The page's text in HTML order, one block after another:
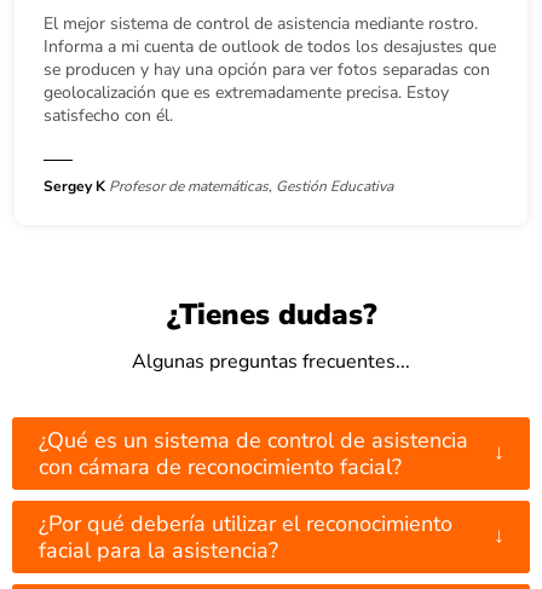
El mejor sistema de control de asistencia mediante rostro.
Informa a mi cuenta de outlook de todos los desajustes que
se producen y hay una opción para ver fotos separadas con
geolocalización que es extremadamente precisa. Estoy
satisfecho con él.
Sergey K Profesor de matemáticas, Gestión Educativa
¿Tienes dudas?
Algunas preguntas frecuentes...
¿Qué es un sistema de control de asistencia
con cámara de reconocimiento facial?
↓
¿Por qué debería utilizar el reconocimiento
facial para la asistencia?
↓